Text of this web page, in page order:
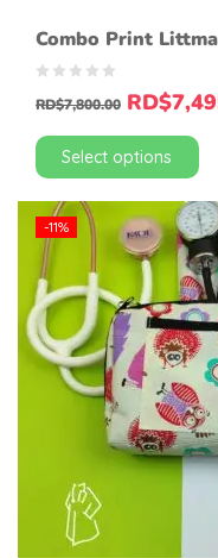
Combo Print
RD$7,800.00 RD$
Select options
-11%